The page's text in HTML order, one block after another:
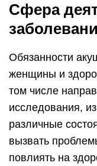
Сфера
Обязанности
женщины и
том числе
исследования,
различные
вызвать
повлиять на